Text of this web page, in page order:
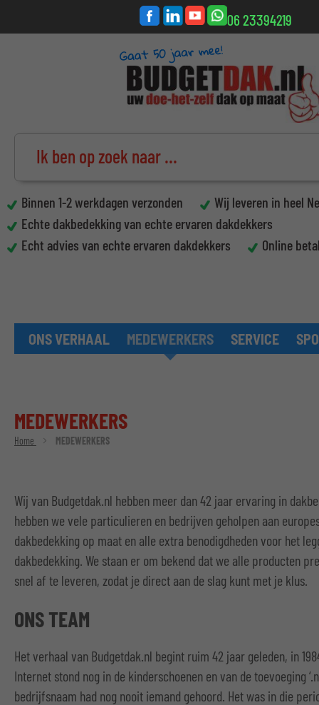
06 23394219
Binnen 1-2 werkdagen verzonden
Wij leveren in heel
Echte dakbedekking van echte ervaren dakdekkers
Echt advies van echte ervaren dakdekkers
Online
ONS VERHAAL MEDEWERKERS SERVICE
MEDEWERKERS
Home MEDEWERKERS
Wij van Budgetdak.nl hebben meer dan 42 jaar ervaring in
hebben we vele particulieren en bedrijven geholpen aan
dakbedekking op maat en alle extra benodigdheden voor het
dakbedekking. We staan er om bekend dat we alle producten
snel af te leveren, zodat je direct aan de slag kunt met je klus.
ONS TEAM
Het verhaal van Budgetdak.nl begint ruim 42 jaar geleden, in
Internet stond nog in de kinderschoenen en van de toevoeging
bedrijfsnaam had nog nooit iemand gehoord. Het was in die